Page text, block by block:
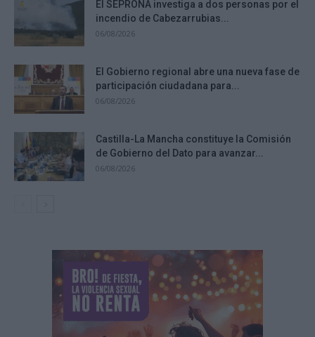
El SEPRONA investiga a dos personas por el
incendio de Cabezarrubias...
06/08/2026
El Gobierno regional abre una nueva fase de
participación ciudadana para...
06/08/2026
Castilla-La Mancha constituye la Comisión
de Gobierno del Dato para avanzar...
06/08/2026